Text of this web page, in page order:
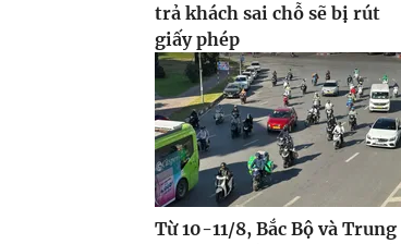
trả khách sai chỗ sẽ bị rút
giấy phép
Từ 10-11/8, Bắc Bộ và Trung